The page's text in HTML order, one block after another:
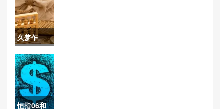
和风险管
理措施）
金期货手
续费(黄金
期货交易
手续费)
久梦乍
回！黄金
期货开户
(帮助投资
恒指06和